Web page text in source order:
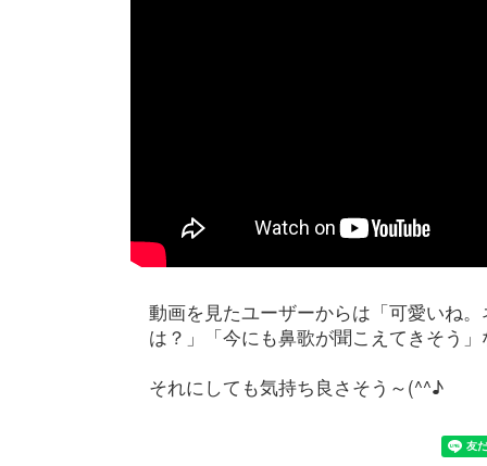
動画を見たユーザーからは「可愛いね
は？」「今にも鼻歌が聞こえてきそう
それにしても気持ち良さそう～(^^♪